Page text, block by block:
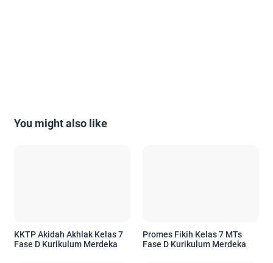
You might also like
KKTP Akidah Akhlak Kelas 7
Fase D Kurikulum Merdeka
Promes Fikih Kelas 7 MTs
Fase D Kurikulum Merdeka